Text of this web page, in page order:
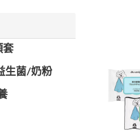
套
生菌/奶粉